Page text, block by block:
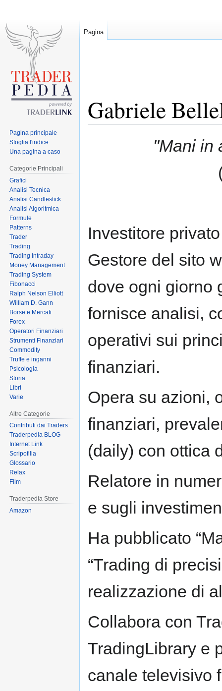
Gabriele
"Mani in
Investitore
Gestore del sito
dove ogni giorno
fornisce analisi,
operativi sui
finanziari.
Opera su azioni,
finanziari,
(daily) con ottica
Relatore in
e sugli
Ha pubblicato
“Trading di
realizzazione di
Collabora con
TradingLibrary e
canale televisivo
Pagina
Pagina principale
Sfoglia l'indice
Una pagina a caso
Categorie Principali
Grafici
Analisi Tecnica
Analisi Candlestick
Analisi Algoritmica
Formule
Patterns
Trader
Trading
Trading Intraday
Money Management
Trading System
Fibonacci
Ralph Nelson Elliott
William D. Gann
Borse e Mercati
Forex
Operatori Finanziari
Strumenti Finanziari
Commodity
Truffe e inganni
Psicologia
Storia
Libri
Varie
Altre Categorie
Contributi dai Traders
Traderpedia BLOG
Internet Link
Scripofilia
Glossario
Relax
Film
Traderpedia Store
Amazon